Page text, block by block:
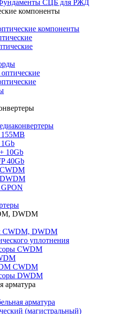
СЦБ для РЖД
компоненты
компоненты
10Gb
40Gb
DWDM
CWDM, DWDM
уплотнения
CWDM
CWDM
DWDM
арматура
арматура
(магистральный)